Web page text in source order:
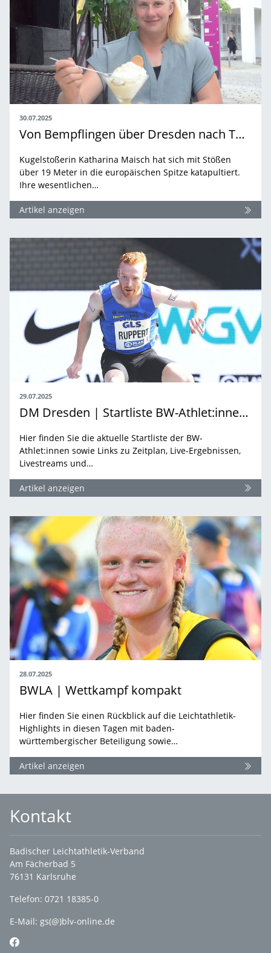
30.07.2025
Von Bempflingen über Dresden nach Tokio
Kugelstoßerin Katharina Maisch hat sich mit Stößen
über 19 Meter in die europäischen Spitze katapultiert.
Ihre wesentlichen…
Artikel anzeigen
29.07.2025
DM Dresden | Startliste BW-Athlet:innen & Linksammlung
Hier finden Sie die aktuelle Startliste der BW-
Athlet:innen sowie Links zu Zeitplan, Live-Ergebnissen,
Livestreams und…
Artikel anzeigen
28.07.2025
BWLA | Wettkampf kompakt
Hier finden Sie einen Rückblick auf die Leichtathletik-
Highlights in diesen Tagen mit baden-
württembergischer Beteiligung sowie…
Artikel anzeigen
Kontakt
Badischer Leichtathletik-Verband
Am Fächerbad 5
76131 Karlsruhe
Telefon: 0721 18385-0
E-Mail: gs(@)blv-online.de